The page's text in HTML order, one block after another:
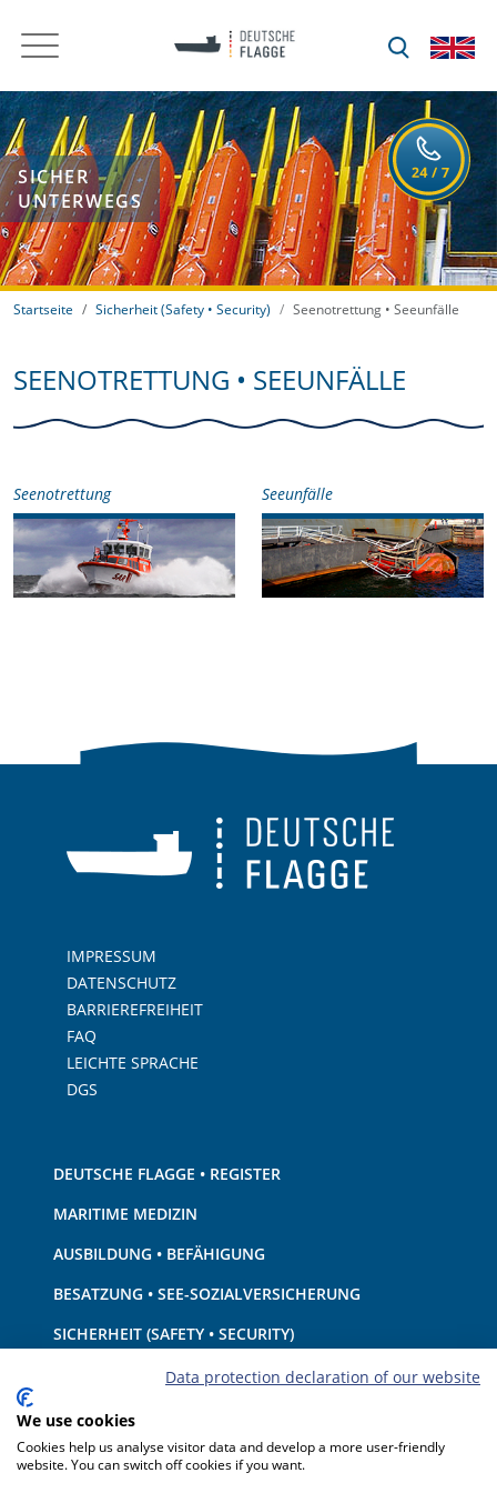
SICHER
UNTERWEGS
Startseite Sicherheit (Safety • Security) Seenotrettung • Seeunfälle
SEENOTRETTUNG • SEEUNFÄLLE
Seenotrettung Seeunfälle
IMPRESSUM
DATENSCHUTZ
BARRIEREFREIHEIT
FAQ
LEICHTE SPRACHE
DGS
DEUTSCHE FLAGGE • REGISTER
MARITIME MEDIZIN
AUSBILDUNG • BEFÄHIGUNG
BESATZUNG • SEE-SOZIALVERSICHERUNG
SICHERHEIT (SAFETY • SECURITY)
SCHIFF • AUSRÜSTUNG
UMWELTSCHUTZ • KLIMA
HAFTUNG • FINANZEN
Data protection declaration of our website
We use cookies
Cookies help us analyse visitor data and develop a more user-friendly
website. You can switch off cookies if you want.